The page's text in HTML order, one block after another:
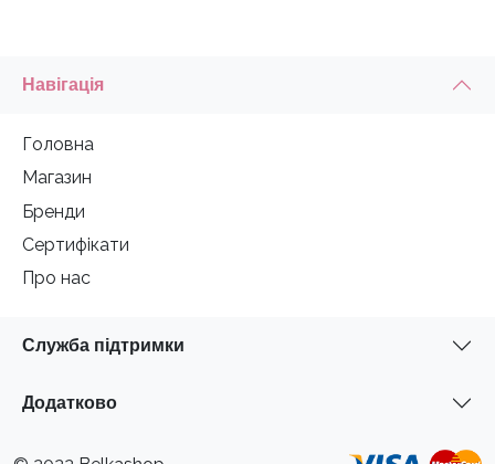
Навігація
Головна
Магазин
Бренди
Сертифікати
Про нас
Служба підтримки
Додатково